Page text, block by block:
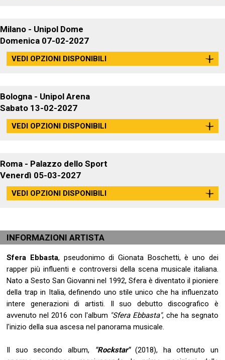
Milano - Unipol Dome
Domenica 07-02-2027
VEDI OPZIONI DISPONIBILI
Bologna - Unipol Arena
Sabato 13-02-2027
VEDI OPZIONI DISPONIBILI
Roma - Palazzo dello Sport
Venerdì 05-03-2027
VEDI OPZIONI DISPONIBILI
INFORMAZIONI ARTISTA
Sfera Ebbasta, pseudonimo di Gionata Boschetti, è uno dei
rapper più influenti e controversi della scena musicale italiana.
Nato a Sesto San Giovanni nel 1992, Sfera è diventato il pioniere
della trap in Italia, definendo uno stile unico che ha influenzato
intere generazioni di artisti. Il suo debutto discografico è
avvenuto nel 2016 con l'album "Sfera Ebbasta", che ha segnato
l'inizio della sua ascesa nel panorama musicale.
Il suo secondo album, "Rockstar"(2018), ha ottenuto un